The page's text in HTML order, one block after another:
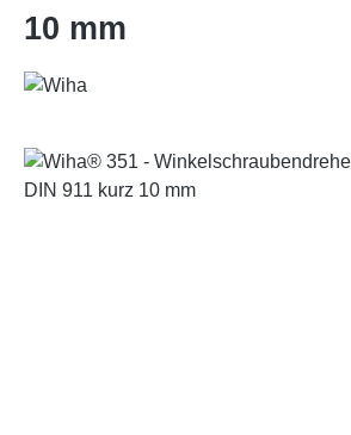
10 mm
Bildergalerie überspringen